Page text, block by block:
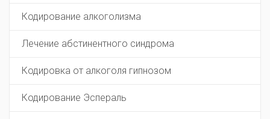
Кодирование алкоголизма
Лечение абстинентного синдрома
Кодировка от алкоголя гипнозом
Кодирование Эспераль